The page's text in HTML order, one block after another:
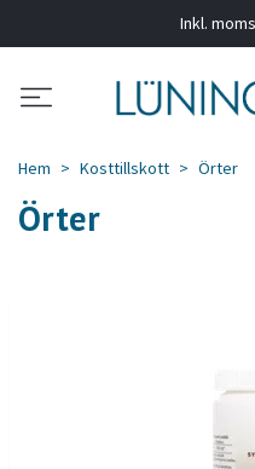
Inkl. moms
Hem Kosttillskott Örter
Örter